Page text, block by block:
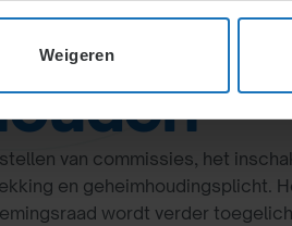
Weigerenen
van commissies, het
en geheimhoudingsplicht.
wordt verder